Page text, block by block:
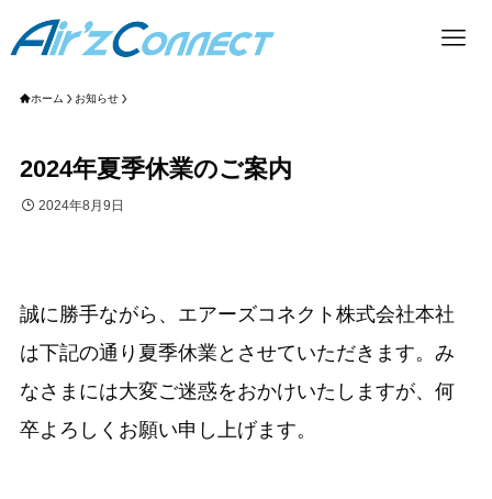
ホーム お知らせ
2024年夏季休業のご案内
2024年8月9日
誠に勝手ながら、エアーズコネクト株式会社本社
は下記の通り夏季休業とさせていただきます。み
なさまには大変ご迷惑をおかけいたしますが、何
卒よろしくお願い申し上げます。